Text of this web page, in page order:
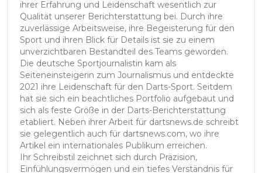
ihrer Erfahrung und Leidenschaft wesentlich zur
Qualität unserer Berichterstattung bei. Durch ihre
zuverlässige Arbeitsweise, ihre Begeisterung für den
Sport und ihren Blick für Details ist sie zu einem
unverzichtbaren Bestandteil des Teams geworden.
Die deutsche Sportjournalistin kam als
Seiteneinsteigerin zum Journalismus und entdeckte
2021 ihre Leidenschaft für den Darts-Sport. Seitdem
hat sie sich ein beachtliches Portfolio aufgebaut und
sich als feste Größe in der Darts-Berichterstattung
etabliert. Neben ihrer Arbeit für dartsnews.de schreibt
sie gelegentlich auch für dartsnews.com, wo ihre
Artikel ein internationales Publikum erreichen.
Ihr Schreibstil zeichnet sich durch Präzision,
Einfühlungsvermögen und ein tiefes Verständnis für